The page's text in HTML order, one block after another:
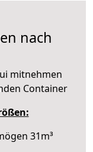
nach
mitnehmen
Container
31m³